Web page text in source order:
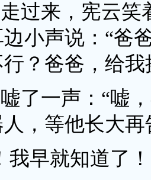
过来，宪云
小声说：“爸
？爸爸，给我
了一声：“嘘
，等他长大
我早就知道了